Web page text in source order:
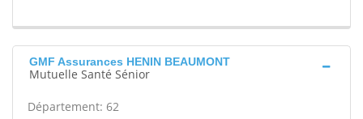
GMF Assurances HENIN BEAUMONT
Mutuelle Santé Sénior
Département: 62